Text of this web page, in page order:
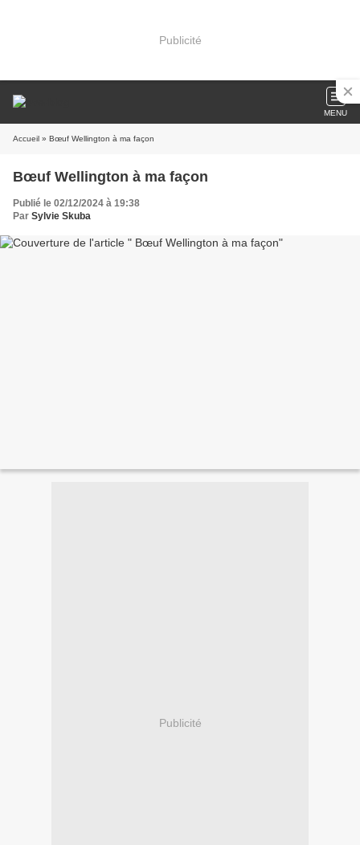
Publicité
MENU
Accueil » Bœuf Wellington à ma façon
Bœuf Wellington à ma façon
Publié le 02/12/2024 à 19:38
Par Sylvie Skuba
Publicité